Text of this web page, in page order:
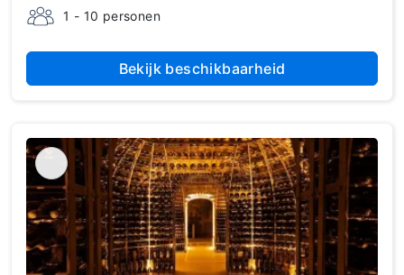
1 - 10 personen
Bekijk beschikbaarheid